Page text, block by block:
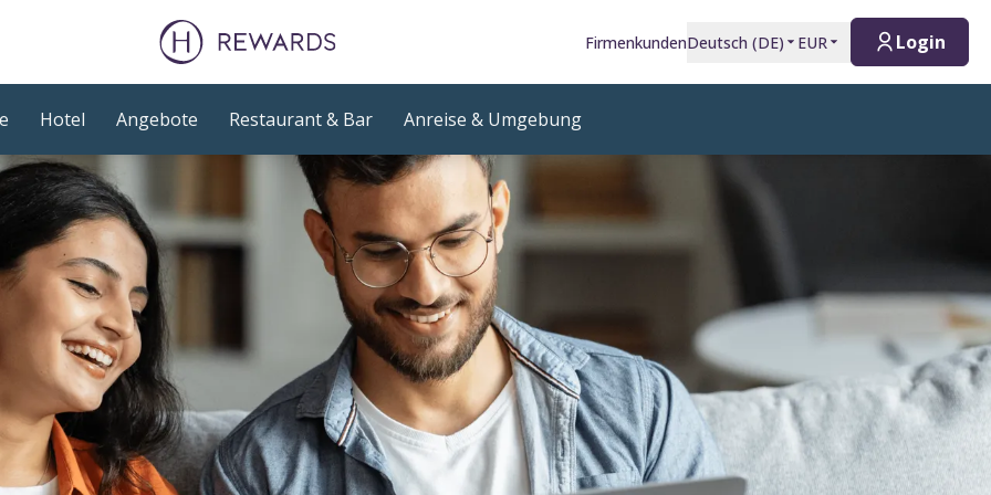
FirmenkundenDeutsch (DE) EUR Login
Hotel Angebote Restaurant & Bar Anreise & Umgebung